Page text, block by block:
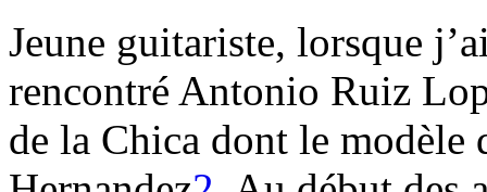
Jeune guitariste, lorsque
rencontré Antonio Ruiz
de la Chica dont le modèle